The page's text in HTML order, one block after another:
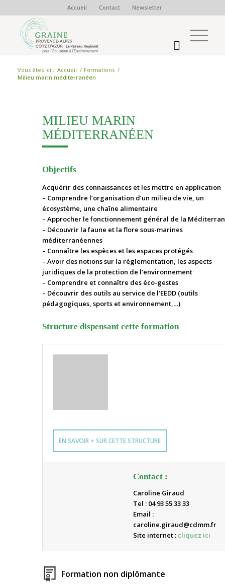
Accueil Contact Newsletter
Vous êtes ici : Accueil / Formations /
Milieu marin méditerranéen
MILIEU MARIN
MÉDITERRANÉEN
Objectifs
Acquérir des connaissances et les mettre en application
– Comprendre l’organisation d’un milieu de vie, un
écosystème, une chaîne alimentaire
– Approcher le fonctionnement général de la
– Découvrir la faune et la flore sous-marines
méditerranéennes
– Connaître les espèces et les espaces protégés
– Avoir des notions sur la règlementation, les aspects
juridiques de la protection de l’environnement
– Comprendre et connaître des éco-gestes
– Découvrir des outils au service de l’EEDD (outils
pédagogiques, sports et environnement,…)
Structure dispensant cette formation
EN SAVOIR + SUR CETTE STRUCTURE
Contact :
Caroline Giraud
Tel : 04 93 55 33 33
Email :
caroline.giraud@cdmm.fr
Site internet : cliquez ici
Formation non diplômante